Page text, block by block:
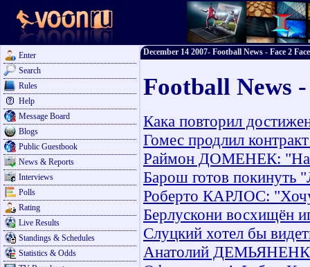
Enter
Search
Rules
Help
Message Board
Blogs
Public Guestbook
News & Reports
Interviews
Polls
Rating
Live Results
Standings & Schedules
Statistics & Odds
December 14 2007- Football News - Face 2
Football News
Кака повторил
Гомес продлил
Раймон ДОМЕНЕК:
Барош готов покинуть
Роберто КАРЛОС: "Хочу
Берлускони восхищён
Слуцкий хотел бы
Анатолий